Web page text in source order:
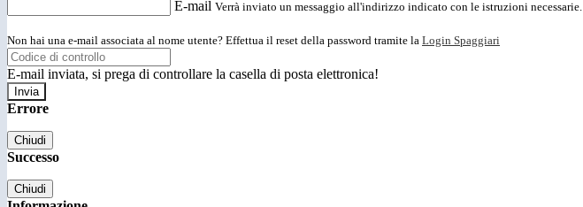
E-mail Verrà inviato un messaggio all'indirizzo indicato con le istruzioni necessarie.
Non hai una e-mail associata al nome utente? Effettua il reset della password tramite la Login Spaggiari
E-mail inviata, si prega di controllare la casella di posta elettronica!
Errore
Chiudi
Successo
Chiudi